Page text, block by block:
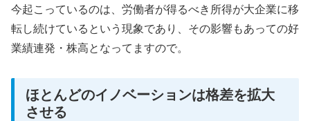
今起こっているのは、労働者が得るべき所得が大企業に移
転し続けているという現象であり、その影響もあっての好
業績連発・株高となってますので。
ほとんどのイノベーションは格差を拡大
させる